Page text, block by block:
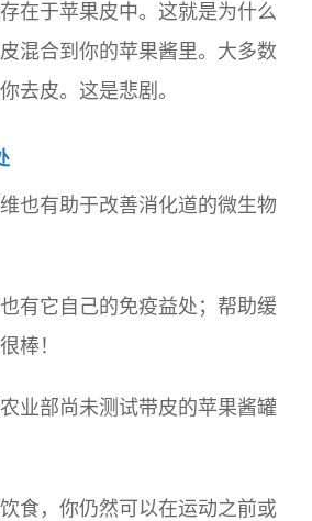
在于苹果皮中。这就是为什么
混合到你的苹果酱里。大多数
去皮。这是悲剧。
也有助于改善消化道的微生物
有它自己的免疫益处；帮助缓
棒！
业部尚未测试带皮的苹果酱罐
食，你仍然可以在运动之前或